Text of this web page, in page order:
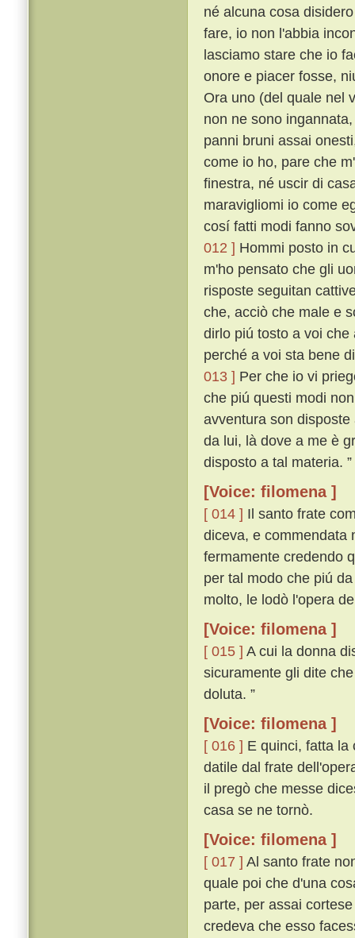
né alcuna cosa
fare, io non l'abbia
lasciamo stare che io
onore e piacer fosse,
Ora uno (del quale nel
non ne sono
panni bruni assai
come io ho, pare che
finestra, né uscir di
maravigliomi io come
cosí fatti modi fanno
012 ] Hommi posto in
m'ho pensato che gli
risposte seguitan
che, acciò che male e
dirlo piú tosto a voi
perché a voi sta bene
013 ] Per che io vi
che piú questi modi
avventura son
da lui, là dove a me è
disposto a tal materia.
[Voice: filomena ]
[ 014 ] Il santo frate
diceva, e commendata
fermamente credendo
per tal modo che piú
molto, le lodò l'opera
[Voice: filomena ]
[ 015 ] A cui la donna
sicuramente gli dite
doluta. ”
[Voice: filomena ]
[ 016 ] E quinci, fatta la
datile dal frate
il pregò che messe
casa se ne tornò.
[Voice: filomena ]
[ 017 ] Al santo frate
quale poi che d'una
parte, per assai
credeva che esso